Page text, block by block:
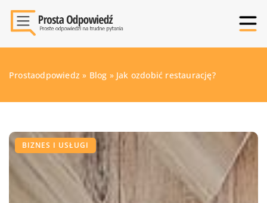
Prostaodpowiedz » Blog » Jak ozdobić restaurację?
BIZNES I USŁUGI